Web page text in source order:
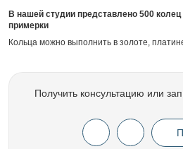
В нашей студии представлено 500
примерки
Кольца можно выполнить в золоте,
Получить консультацию или